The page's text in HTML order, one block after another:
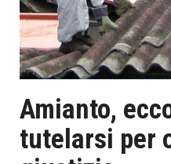
Amianto,
tutelarsi per